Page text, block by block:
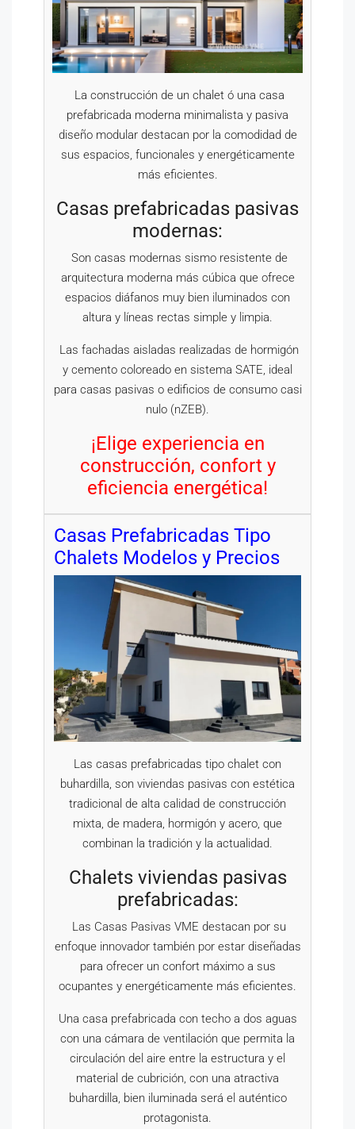
La construcción de un chalet ó una casa
prefabricada moderna minimalista y pasiva
diseño modular destacan por la comodidad de
sus espacios, funcionales y energéticamente
más eficientes.
Casas prefabricadas pasivas
modernas:
Son casas modernas sismo resistente de
arquitectura moderna más cúbica que ofrece
espacios diáfanos muy bien iluminados con
altura y líneas rectas simple y limpia.
Las fachadas aisladas realizadas de hormigón
y cemento coloreado en sistema SATE, ideal
para casas pasivas o edificios de consumo casi
nulo (nZEB).
¡Elige experiencia en
construcción, confort y
eficiencia energética!
Casas Prefabricadas Tipo
Chalets Modelos y Precios
Las casas prefabricadas tipo chalet con
buhardilla, son viviendas pasivas con estética
tradicional de alta calidad de construcción
mixta, de madera, hormigón y acero, que
combinan la tradición y la actualidad.
Chalets viviendas pasivas
prefabricadas:
Las Casas Pasivas VME destacan por su
enfoque innovador también por estar diseñadas
para ofrecer un confort máximo a sus
ocupantes y energéticamente más eficientes.
Una casa prefabricada con techo a dos aguas
con una cámara de ventilación que permita la
circulación del aire entre la estructura y el
material de cubrición, con una atractiva
buhardilla, bien iluminada será el auténtico
protagonista.